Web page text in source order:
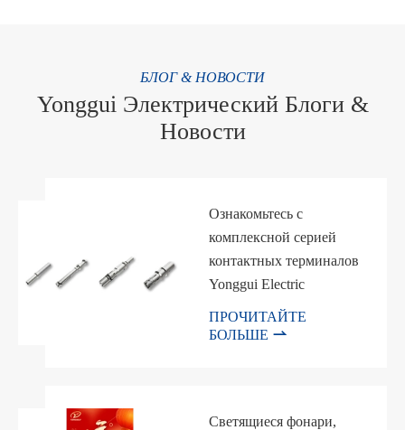
БЛОГ & НОВОСТИ
Yonggui Электрический Блоги &
Новости
Ознакомьтесь с
комплексной серией
контактных терминалов
Yonggui Electric
ПРОЧИТАЙТЕ
БОЛЬШЕ 
Светящиеся фонари,